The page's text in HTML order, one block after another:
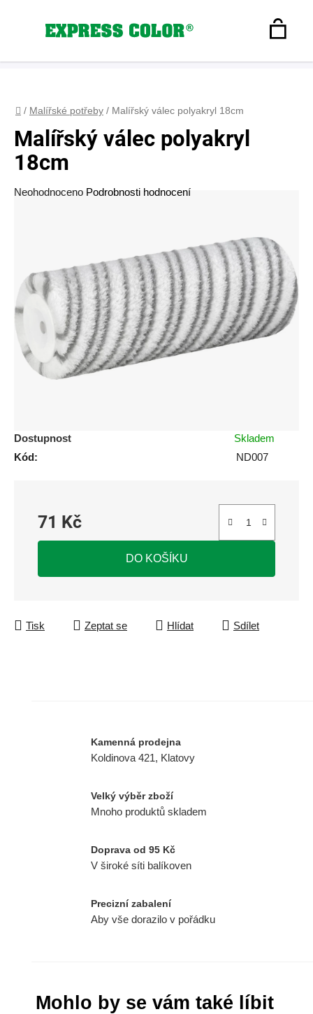
Hledat
Domů
/ Malířské potřeby / Malířský válec polyakryl 18cm
Dostupnost
Skladem
Kód:
ND007
71 Kč
Měrná cena:
DO KOŠÍKU
Tisk Zeptat se Hlídat Sdílet
Malířský válec polyakryl
18cm
Průměrné
5
hvězdiček.
Neohodnoceno Podrobnosti hodnocení
Kamenná prodejna
Koldinova 421, Klatovy
Velký výběr zboží
Mnoho produktů skladem
Doprava od 95 Kč
V široké síti balíkoven
Precizní zabalení
Aby vše dorazilo v pořádku
Mohlo by se vám také líbit